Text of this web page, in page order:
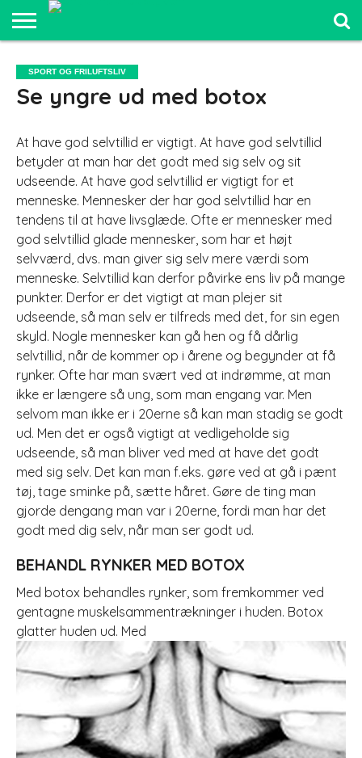
FRILUFTSLIV
COMPUTER
OG IT
OG
SJOV
ELEKTRONIK
MAD OG
SUNDHED
UDDANNELSE
OG LEDELSE
SPORT OG FRILUFTSLIV
Se yngre ud med botox
At have god selvtillid er vigtigt. At have god selvtillid
betyder at man har det godt med sig selv og sit
udseende. At have god selvtillid er vigtigt for et
menneske. Mennesker der har god selvtillid har en
tendens til at have livsglæde. Ofte er mennesker med
god selvtillid glade mennesker, som har et højt
selvværd, dvs. man giver sig selv mere værdi som
menneske. Selvtillid kan derfor påvirke ens liv på mange
punkter. Derfor er det vigtigt at man plejer sit
udseende, så man selv er tilfreds med det, for sin egen
skyld. Nogle mennesker kan gå hen og få dårlig
selvtillid, når de kommer op i årene og begynder at få
rynker. Ofte har man svært ved at indrømme, at man
ikke er længere så ung, som man engang var. Men
selvom man ikke er i 20erne så kan man stadig se godt
ud. Men det er også vigtigt at vedligeholde sig
udseende, så man bliver ved med at have det godt
med sig selv. Det kan man f.eks. gøre ved at gå i pænt
tøj, tage sminke på, sætte håret. Gøre de ting man
gjorde dengang man var i 20erne, fordi man har det
godt med dig selv, når man ser godt ud.
BEHANDL RYNKER MED BOTOX
Med botox behandles rynker, som fremkommer ved
gentagne muskelsammentrækninger i huden. Botox
glatter huden ud. Med